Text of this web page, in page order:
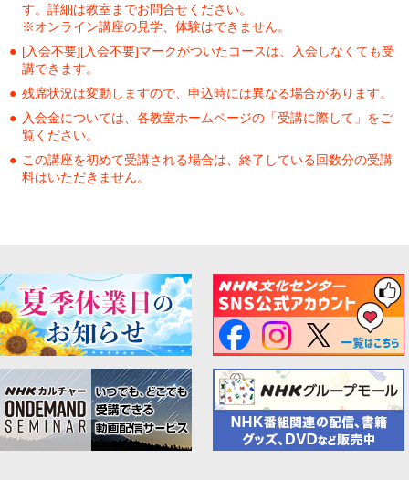
す。詳細は教室までお問合せください。
※オンライン講座の見学、体験はできません。
[入会不要][入会不要]マークがついたコースは、入会しなくても受
講できます。
残席状況は変動しますので、申込時には異なる場合があります。
入会金については、各教室ホームページの「受講に際して」をご
覧ください。
この講座を初めて受講される場合は、終了している回数分の受講
料はいただきません。